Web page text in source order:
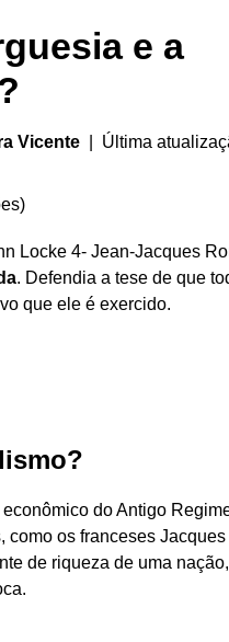
e a
Vicente | Última
)
Locke 4- Jean-Jacques
. Defendia a tese de que
que ele é exercido.
do Antigo
os franceses
de riqueza de uma